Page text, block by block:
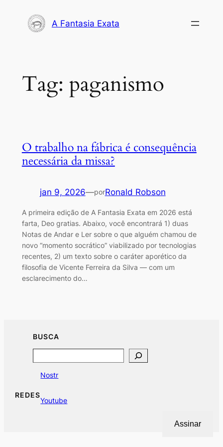
A Fantasia Exata
Tag: paganismo
O trabalho na fábrica é consequência
necessária da missa?
jan 9, 2026—porRonald Robson
A primeira edição de A Fantasia Exata em 2026 está
farta, Deo gratias. Abaixo, você encontrará 1) duas
Notas de Andar e Ler sobre o que alguém chamou de
novo “momento socrático” viabilizado por tecnologias
recentes, 2) um texto sobre o caráter aporético da
filosofia de Vicente Ferreira da Silva — com um
esclarecimento do…
BUSCA
REDES
Nostr
Youtube
Assinar